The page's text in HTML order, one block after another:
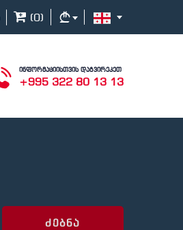
(0)
ინფორმაციისთვის დაგვირეკეთ
+995 322 80 13 13
ძებნა